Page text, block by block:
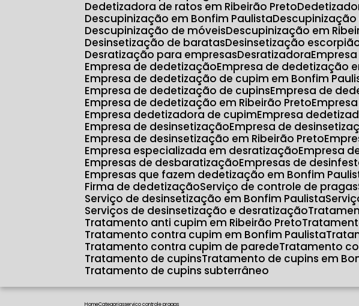
Dedetizadora de ratos em Ribeirão Preto
Descupinização em Bonfim Paulista
Descupinização de móveis Descupinização em
Desinsetização de baratas Desinsetização
Desratização para empresas Desratizadora
Empresa de dedetização Empresa de dedetização
Empresa de dedetização de cupim em Bonfim
Empresa de dedetização de cupins Empresa de
Empresa de dedetização em Ribeirão Preto
Empresa dedetizadora de cupim Empresa
Empresa de desinsetização Empresa de
Empresa de desinsetização em Ribeirão Preto
Empresa especializada em desratização Empresa
Empresas de desbaratização Empresas de
Empresas que fazem dedetização em Bonfim
Firma de dedetização Serviço de controle de pragas
Serviço de desinsetização em Bonfim Paulista
Serviços de desinsetização e desratização
Tratamento anti cupim em Ribeirão Preto
Tratamento contra cupim em Bonfim Paulista
Tratamento contra cupim de parede Tratamento
Tratamento de cupins Tratamento de cupins em
Tratamento de cupins subterrâneo
HomeCategoriasservico controle pragas